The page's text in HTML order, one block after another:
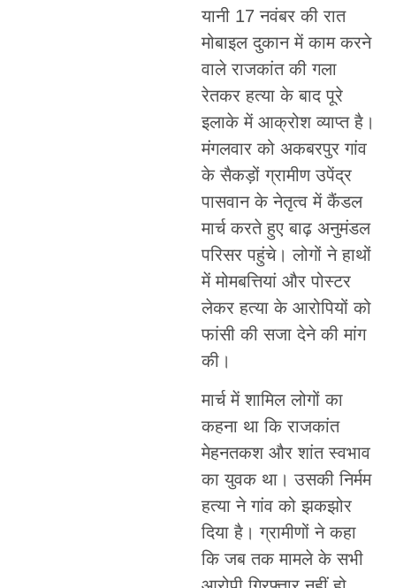
यानी 17 नवंबर की रात
मोबाइल दुकान में काम करने
वाले राजकांत की गला
रेतकर हत्या के बाद पूरे
इलाके में आक्रोश व्याप्त है।
मंगलवार को अकबरपुर गांव
के सैकड़ों ग्रामीण उपेंद्र
पासवान के नेतृत्व में कैंडल
मार्च करते हुए बाढ़ अनुमंडल
परिसर पहुंचे। लोगों ने हाथों
में मोमबत्तियां और पोस्टर
लेकर हत्या के आरोपियों को
फांसी की सजा देने की मांग
की।
मार्च में शामिल लोगों का
कहना था कि राजकांत
मेहनतकश और शांत स्वभाव
का युवक था। उसकी निर्मम
हत्या ने गांव को झकझोर
दिया है। ग्रामीणों ने कहा
कि जब तक मामले के सभी